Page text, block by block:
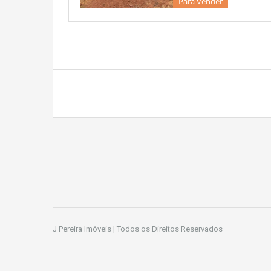
J Pereira Imóveis | Todos os Direitos Reservados